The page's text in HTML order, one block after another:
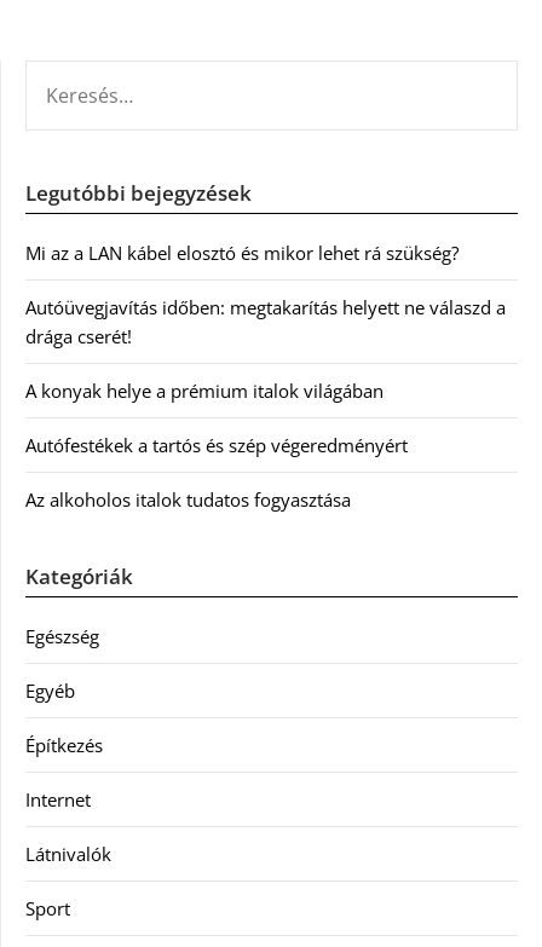
Legutóbbi bejegyzések
Mi az a LAN kábel elosztó és mikor lehet rá szükség?
Autóüvegjavítás időben: megtakarítás helyett ne válaszd a
drága cserét!
A konyak helye a prémium italok világában
Autófestékek a tartós és szép végeredményért
Az alkoholos italok tudatos fogyasztása
Kategóriák
Egészség
Egyéb
Építkezés
Internet
Látnivalók
Sport